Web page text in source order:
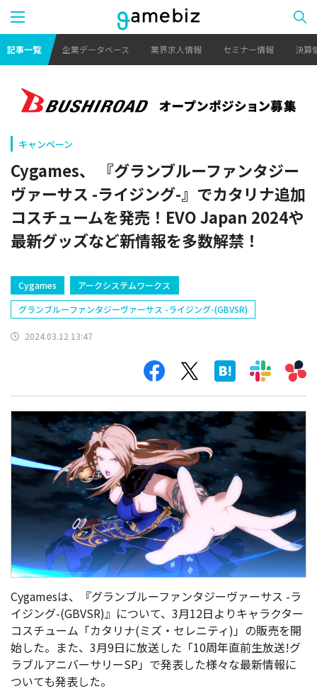
記事一覧 企業データベース 業界求人情報 セミナー情報 決算
キャンペーン
Cygames、 『グランブルーファンタジー
ヴァーサス -ライジング-』でカタリナ追加
コスチュームを発売！EVO Japan 2024や
最新グッズなど新情報を多数解禁！
Cygames
アークシステムワークス
グランブルーファンタジーヴァーサス -ライジング-(GBVSR)
2024.03.12 13:47
Cygamesは、『グランブルーファンタジーヴァーサス -ラ
イジング-(GBVSR)』について、3月12日よりキャラクター
コスチューム「カタリナ(ミズ・セレニティ)」の販売を開
始した。また、3月9日に放送した「10周年直前生放送!グ
ラブルアニバーサリーSP」で発表した様々な最新情報に
ついても発表した。